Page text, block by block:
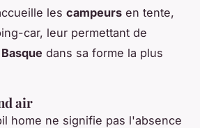
les campeurs en tente,
car, leur permettant de
dans sa forme la plus
air
home ne signifie pas l'absence